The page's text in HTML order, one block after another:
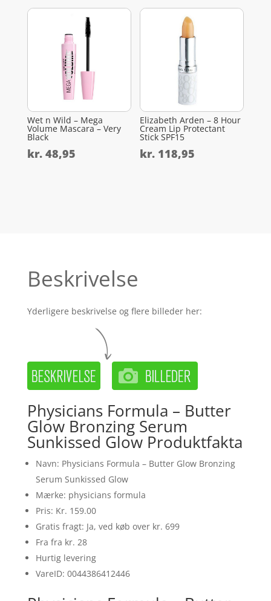
Wet n Wild – Mega
Volume Mascara – Very
Black
kr.48,95
Elizabeth Arden – 8 Hour
Cream Lip Protectant
Stick SPF15
kr. 118,95
Beskrivelse
Yderligere beskrivelse og flere billeder her:
Physicians Formula – Butter
Glow Bronzing Serum
Sunkissed Glow Produktfakta
Navn: Physicians Formula – Butter Glow Bronzing
Serum Sunkissed Glow
Mærke: physicians formula
Pris: Kr. 159.00
Gratis fragt: Ja, ved køb over kr. 699
Fra fra kr. 28
Hurtig levering
VareID: 0044386412446